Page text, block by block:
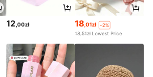
12,00zł 18,01zł
-2%
18,51zł Lowest Price